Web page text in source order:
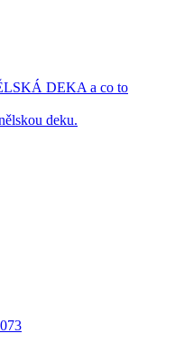
DEKA a co to
deku.